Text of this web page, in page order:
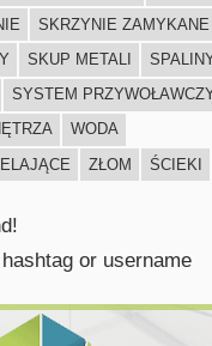
SKRZYNIE ZAMYKANE
SKUP METALI
SYSTEM
WODA
ZŁOM ŚCIEKI
or username